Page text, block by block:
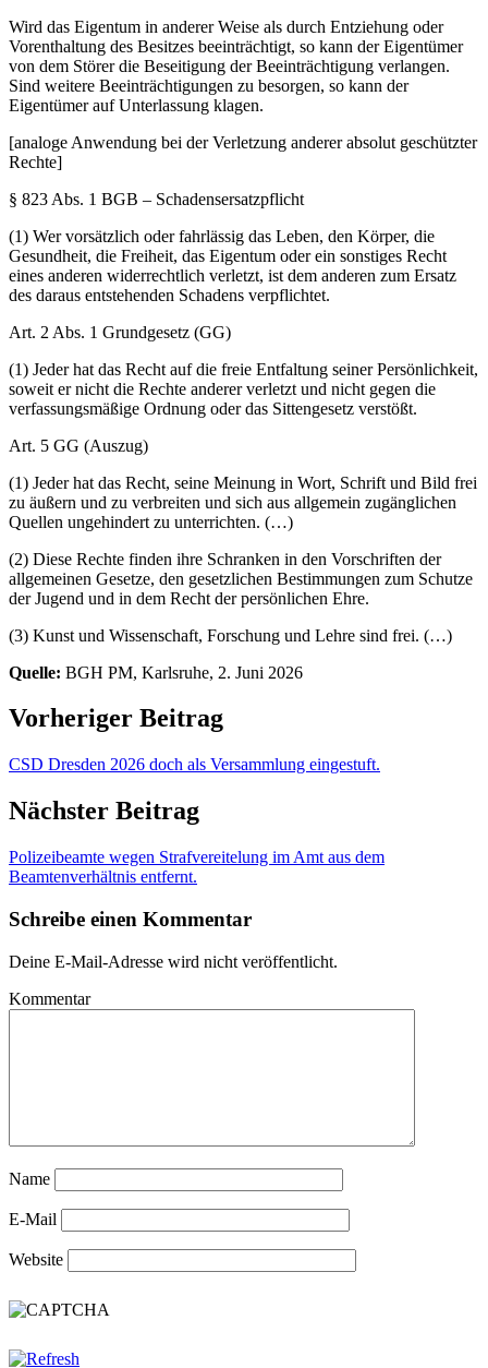
Wird das Eigentum in anderer Weise als durch Entziehung oder
Vorenthaltung des Besitzes beeinträchtigt, so kann der Eigentümer
von dem Störer die Beseitigung der Beeinträchtigung verlangen.
Sind weitere Beeinträchtigungen zu besorgen, so kann der
Eigentümer auf Unterlassung klagen.
[analoge Anwendung bei der Verletzung anderer absolut geschützter
Rechte]
§ 823 Abs. 1 BGB – Schadensersatzpflicht
(1) Wer vorsätzlich oder fahrlässig das Leben, den Körper, die
Gesundheit, die Freiheit, das Eigentum oder ein sonstiges Recht
eines anderen widerrechtlich verletzt, ist dem anderen zum Ersatz
des daraus entstehenden Schadens verpflichtet.
Art. 2 Abs. 1 Grundgesetz (GG)
(1) Jeder hat das Recht auf die freie Entfaltung seiner Persönlichkeit,
soweit er nicht die Rechte anderer verletzt und nicht gegen die
verfassungsmäßige Ordnung oder das Sittengesetz verstößt.
Art. 5 GG (Auszug)
(1) Jeder hat das Recht, seine Meinung in Wort, Schrift und Bild frei
zu äußern und zu verbreiten und sich aus allgemein zugänglichen
Quellen ungehindert zu unterrichten. (…)
(2) Diese Rechte finden ihre Schranken in den Vorschriften der
allgemeinen Gesetze, den gesetzlichen Bestimmungen zum Schutze
der Jugend und in dem Recht der persönlichen Ehre.
(3) Kunst und Wissenschaft, Forschung und Lehre sind frei. (…)
Quelle: BGH PM, Karlsruhe, 2. Juni 2026
Vorheriger Beitrag
CSD Dresden 2026 doch als Versammlung eingestuft.
Nächster Beitrag
Polizeibeamte wegen Strafvereitelung im Amt aus dem
Beamtenverhältnis entfernt.
Schreibe einen Kommentar
Deine E-Mail-Adresse wird nicht veröffentlicht.
Kommentar
Name
E-Mail
Website